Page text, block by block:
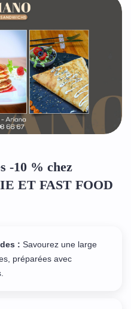
-10 % chez
ET FAST FOOD
: Savourez une large
préparées avec